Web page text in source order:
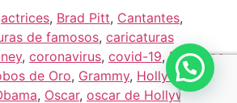
actrices, Brad Pitt, Cantantes,
de famosos, caricaturas
, coronavirus, covid-19,Famosos,
de Oro, Grammy, Hollywood,
, Oscar, oscar de Hollywood